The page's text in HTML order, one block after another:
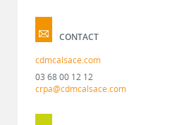
CONTACT
cdmcalsace.com
03 68 00 12 12
crpa@cdmcalsace.com